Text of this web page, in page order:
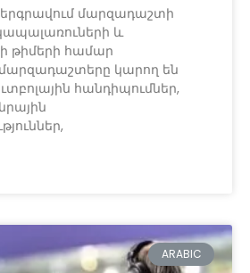
մարզադաշտի
և
թիմերի համար
կարող են
հանդիպումներ,
ARABIC